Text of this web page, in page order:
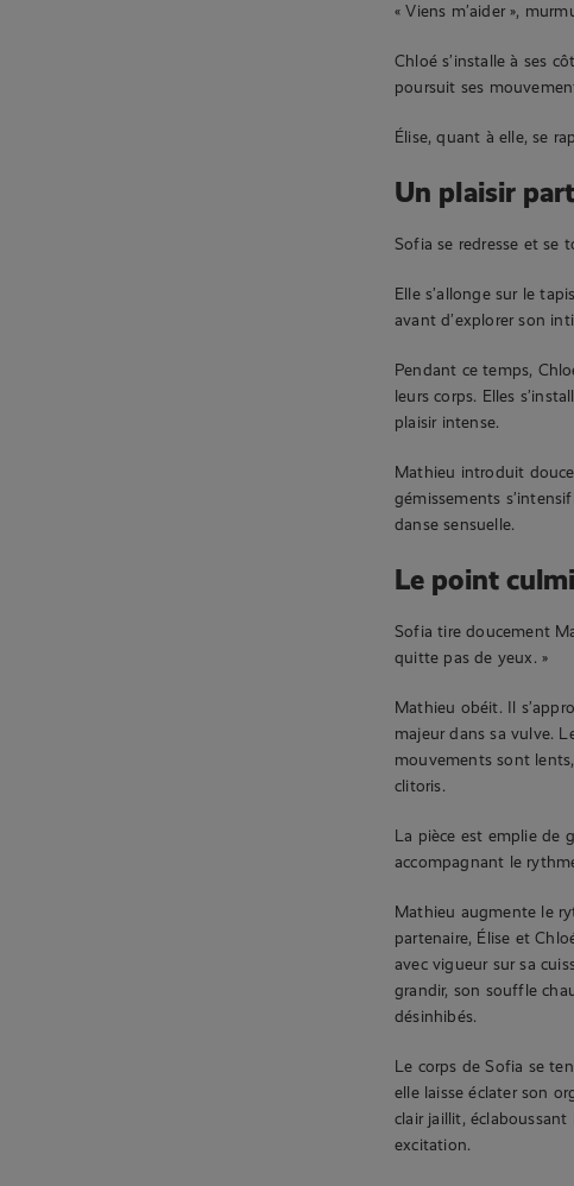
« Viens m’aider »,
Chloé s’installe à ses
poursuit ses
Élise, quant à elle, se
Un plaisir
Sofia se redresse et se
Elle s’allonge sur le
avant d’explorer son
Pendant ce temps,
leurs corps. Elles
plaisir intense.
Mathieu introduit
gémissements
danse sensuelle.
Le point
Sofia tire doucement
quitte pas de yeux. »
Mathieu obéit. Il
majeur dans sa vulve.
mouvements sont
clitoris.
La pièce est emplie de
accompagnant le
Mathieu augmente le
partenaire, Élise et
avec vigueur sur sa
grandir, son souffle
désinhibés.
Le corps de Sofia se
elle laisse éclater son
clair jaillit, éclaboussant
excitation.